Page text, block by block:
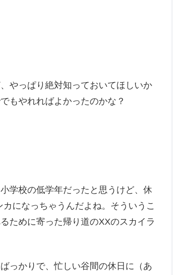
やっぱり絶対知っておいてほしいか
もやれればよかったのかな？
小学校の低学年だったと思うけど、休
になっちゃうんだよね。 そういうこ
ために寄った帰り道のXXのスカイラ
っかりで、忙しい谷間の休日に（ あ